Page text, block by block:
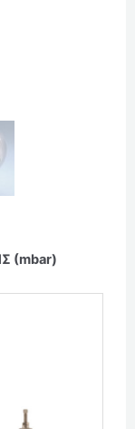
(mbar)